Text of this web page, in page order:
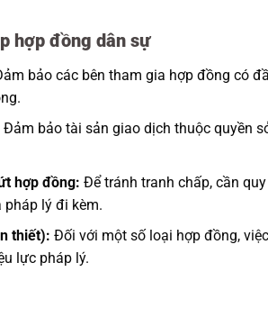
hợp đồng dân sự
bảo các bên tham gia hợp đồng có
Đảm bảo tài sản giao dịch thuộc quyền
hợp đồng: Để tránh tranh chấp, cần
lý đi kèm.
thiết): Đối với một số loại hợp đồng,
lực pháp lý.